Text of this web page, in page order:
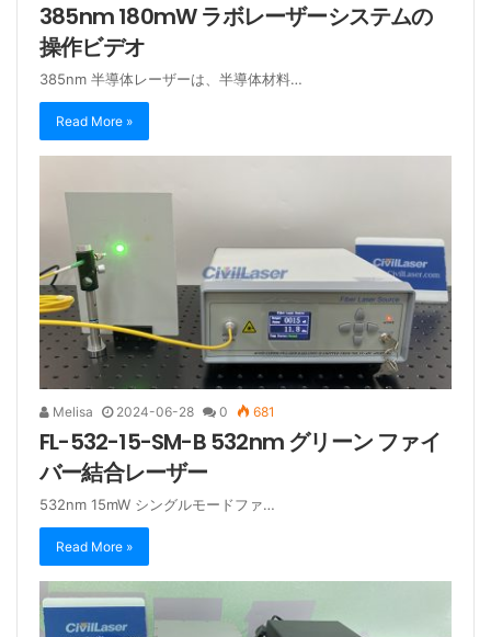
385nm 180mW ラボレーザーシステムの
操作ビデオ
385nm 半導体レーザーは、半導体材料…
Read More »
Melisa 2024-06-28 0 681
FL-532-15-SM-B 532nm グリーン ファイ
バー結合レーザー
532nm 15mW シングルモードファ…
Read More »